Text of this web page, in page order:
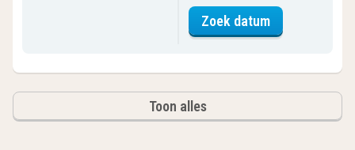
Zoek datumvoor Superior
Toon alles